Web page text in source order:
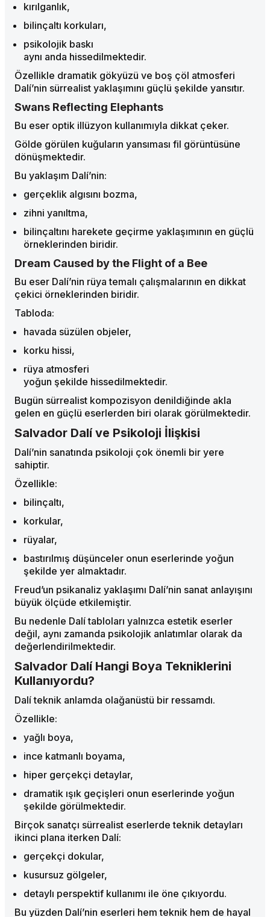
kırılganlık,
bilinçaltı korkuları,
psikolojik baskı
aynı anda hissedilmektedir.
Özellikle dramatik gökyüzü ve boş çöl atmosferi
Dalí’nin sürrealist yaklaşımını güçlü şekilde yansıtır.
Swans Reflecting Elephants
Bu eser optik illüzyon kullanımıyla dikkat çeker.
Gölde görülen kuğuların yansıması fil görüntüsüne
dönüşmektedir.
Bu yaklaşım Dalí’nin:
gerçeklik algısını bozma,
zihni yanıltma,
bilinçaltını harekete geçirme yaklaşımının en güçlü
örneklerinden biridir.
Dream Caused by the Flight of a Bee
Bu eser Dalí’nin rüya temalı çalışmalarının en dikkat
çekici örneklerinden biridir.
Tabloda:
havada süzülen objeler,
korku hissi,
rüya atmosferi
yoğun şekilde hissedilmektedir.
Bugün sürrealist kompozisyon denildiğinde akla
gelen en güçlü eserlerden biri olarak görülmektedir.
Salvador Dalí ve Psikoloji İlişkisi
Dalí’nin sanatında psikoloji çok önemli bir yere
sahiptir.
Özellikle:
bilinçaltı,
korkular,
rüyalar,
bastırılmış düşünceler onun eserlerinde yoğun
şekilde yer almaktadır.
Freud’un psikanaliz yaklaşımı Dalí’nin sanat anlayışını
büyük ölçüde etkilemiştir.
Bu nedenle Dalí tabloları yalnızca estetik eserler
değil, aynı zamanda psikolojik anlatımlar olarak da
değerlendirilmektedir.
Salvador Dalí Hangi Boya Tekniklerini
Kullanıyordu?
Dalí teknik anlamda olağanüstü bir ressamdı.
Özellikle:
yağlı boya,
ince katmanlı boyama,
hiper gerçekçi detaylar,
dramatik ışık geçişleri onun eserlerinde yoğun
şekilde görülmektedir.
Birçok sanatçı sürrealist eserlerde teknik detayları
ikinci plana iterken Dalí:
gerçekçi dokular,
kusursuz gölgeler,
detaylı perspektif kullanımı ile öne çıkıyordu.
Bu yüzden Dalí’nin eserleri hem teknik hem de hayal